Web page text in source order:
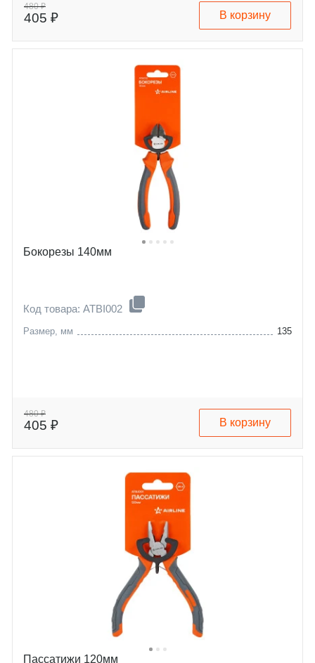
480 ₽
405 ₽ В корзину
Бокорезы 140мм
Код товара: ATBI002
Размер, мм 135
480 ₽
405 ₽ В корзину
Пассатижи 120мм